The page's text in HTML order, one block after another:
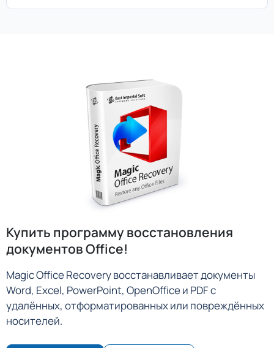
Купить программу восстановления
документов Office!
Magic Office Recovery восстанавливает документы
Word, Excel, PowerPoint, OpenOffice и PDF с
удалённых, отформатированных или повреждённых
носителей.